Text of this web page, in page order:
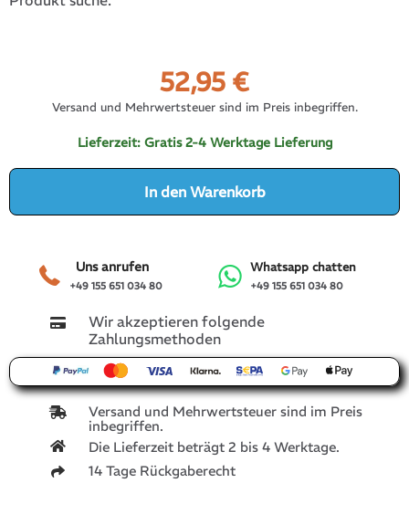
52,95 €
Versand und Mehrwertsteuer sind im Preis inbegriffen.
Lieferzeit: Gratis 2-4 Werktage Lieferung
In den Warenkorb
+49 155 651 034 80
Uns anrufen
+49 155 651 034 80
Whatsapp chatten
Wir akzeptieren folgende
Zahlungsmethoden
Versand und Mehrwertsteuer sind im Preis
inbegriffen.
Die Lieferzeit beträgt 2 bis 4 Werktage.
14 Tage Rückgaberecht